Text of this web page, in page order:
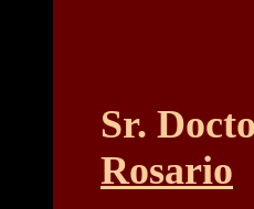
Sr.
Rosario